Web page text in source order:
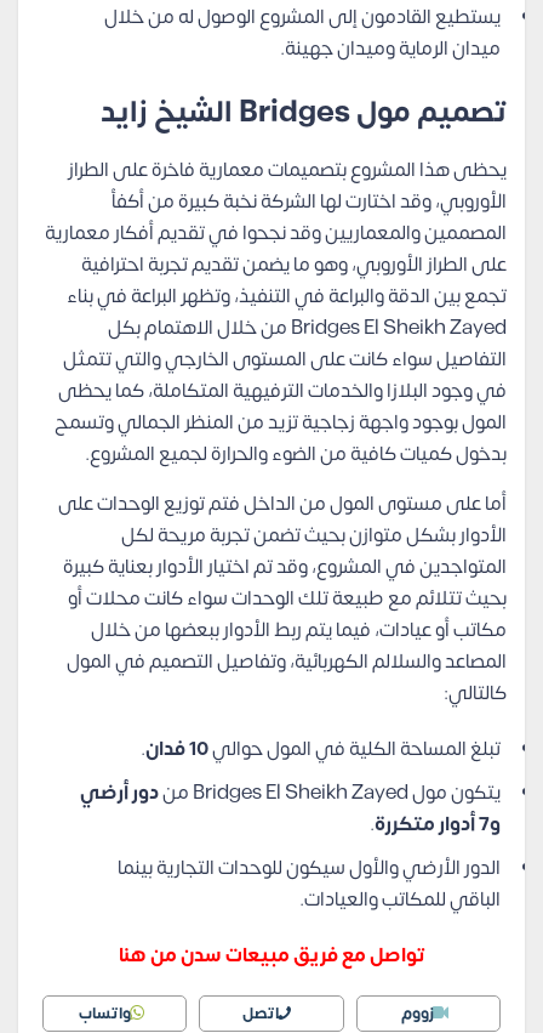
يستطيع القادمون إلى المشروع الوصول له من خلال
ميدان الرماية وميدان جهينة.
تصميم مول Bridges الشيخ زايد
يحظى هذا المشروع بتصميمات معمارية فاخرة على الطراز
الأوروبي، وقد اختارت لها الشركة نخبة كبيرة من أكفأ
المصممين والمعماريين وقد نجحوا في تقديم أفكار معمارية
على الطراز الأوروبي، وهو ما يضمن تقديم تجربة احترافية
تجمع بين الدقة والبراعة في التنفيذ، وتظهر البراعة في بناء
Bridges El Sheikh Zayed من خلال الاهتمام بكل
التفاصيل سواء كانت على المستوى الخارجي والتي تتمثل
في وجود البلازا والخدمات الترفيهية المتكاملة، كما يحظى
المول بوجود واجهة زجاجية تزيد من المنظر الجمالي وتسمح
بدخول كميات كافية من الضوء والحرارة لجميع المشروع.
أما على مستوى المول من الداخل فتم توزيع الوحدات على
الأدوار بشكل متوازن بحيث تضمن تجربة مريحة لكل
المتواجدين في المشروع، وقد تم اختيار الأدوار بعناية كبيرة
بحيث تتلائم مع طبيعة تلك الوحدات سواء كانت محلات أو
مكاتب أو عيادات، فيما يتم ربط الأدوار ببعضها من خلال
المصاعد والسلالم الكهربائية، وتفاصيل التصميم في المول
كالتالي:
تبلغ المساحة الكلية في المول حوالي10 فدان
.
يتكون مول Bridges El Sheikh Zayed من
دور أرضي
و7 أدوار متكررة
.
الدور الأرضي والأول سيكون للوحدات التجارية بينما
الباقي للمكاتب والعيادات.
تواصل مع فريق مبيعات سدن من هنا
زووم اتصل واتساب